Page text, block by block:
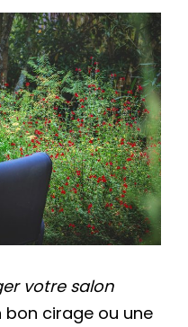
votre salon
bon cirage ou une